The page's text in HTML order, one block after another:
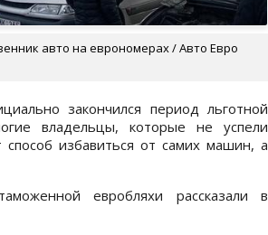
авто на еврономерах / Авто Евро
закончился период льготной
владельцы, которые не успели
избавиться от самих машин, а
евробляхи рассказали в